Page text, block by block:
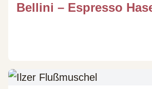
Bellini – Espresso